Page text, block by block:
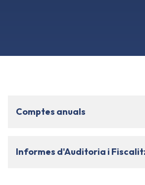
Comptes anuals
Informes d'Auditoria i